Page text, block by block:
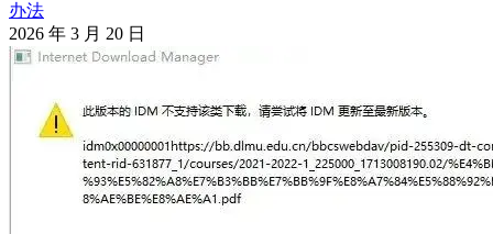
办法
2026 年 3 月 20 日